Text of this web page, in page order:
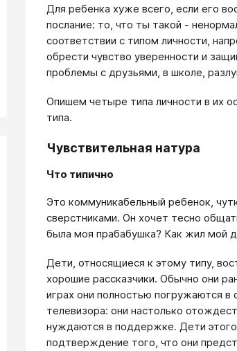
Для ребенка хуже всего, если его
послание: то, что ты такой -
соответствии с типом личности,
обрести чувство уверенности и
проблемы с друзьями, в школе,
Опишем четыре типа личности в их
типа.
Чувствительная натура
Что типично
Это коммуникабельный ребенок,
сверстниками. Он хочет тесно
была моя прабабушка? Как жил мой
Дети, относящиеся к этому типу,
хорошие рассказчики. Обычно они
играх они полностью погружаются в
телевизора: они настолько
нуждаются в поддержке. Дети
подтверждение того, что они